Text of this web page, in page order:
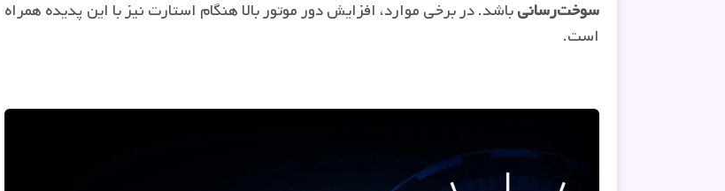
سوخت‌رسانیباشد. در برخی موارد، افزایش دور موتور بالا هنگام استارت نیز با این پدیده همراه
است.